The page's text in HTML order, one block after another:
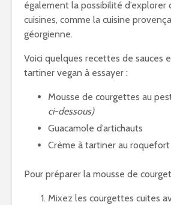
également la possibilité
cuisines, comme la cuisine
géorgienne.
Voici quelques recettes de sauces
tartiner vegan à essayer :
Mousse de courgettes au
ci-dessous)
Guacamole d’artichauts
Crème à tartiner au
Pour préparer la mousse de
Mixez les courgettes cuites